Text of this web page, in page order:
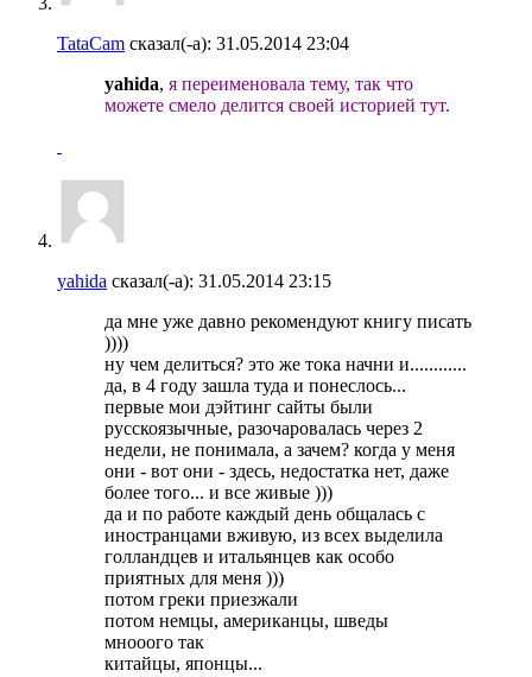
TataCam сказал(-а): 31.05.2014 23:04
yahida, я переименовала тему, так что
можете смело делится своей историей тут.
yahida сказал(-а): 31.05.2014 23:15
да мне уже давно рекомендуют книгу писать
))))
ну чем делиться? это же тока начни и............
да, в 4 году зашла туда и понеслось...
первые мои дэйтинг сайты были
русскоязычные, разочаровалась через 2
недели, не понимала, а зачем? когда у меня
они - вот они - здесь, недостатка нет, даже
более того... и все живые )))
да и по работе каждый день общалась с
иностранцами вживую, из всех выделила
голландцев и итальянцев как особо
приятных для меня )))
потом греки приезжали
потом немцы, американцы, шведы
мнооого так
китайцы, японцы...